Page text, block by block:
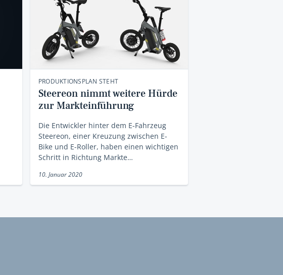
PRODUKTIONSPLAN STEHT
Steereon nimmt weitere Hürde
zur Markteinführung
Die Entwickler hinter dem E-Fahrzeug
Steereon, einer Kreuzung zwischen E-
Bike und E-Roller, haben einen wichtigen
Schritt in Richtung Markte…
10. Januar 2020